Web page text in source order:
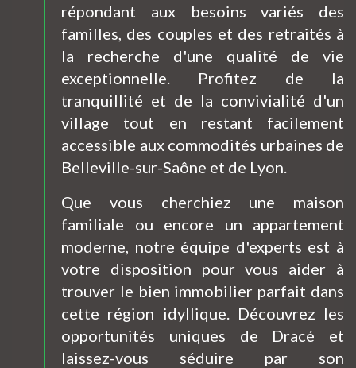
répondant aux besoins variés des
familles, des couples et des retraités à
la recherche d'une qualité de vie
exceptionnelle. Profitez de la
tranquillité et de la convivialité d'un
village tout en restant facilement
accessible aux commodités urbaines de
Belleville-sur-Saône et de Lyon.
Que vous cherchiez une maison
familiale ou encore un appartement
moderne, notre équipe d'experts est à
votre disposition pour vous aider à
trouver le bien immobilier parfait dans
cette région idyllique. Découvrez les
opportunités uniques de Dracé et
laissez-vous séduire par son